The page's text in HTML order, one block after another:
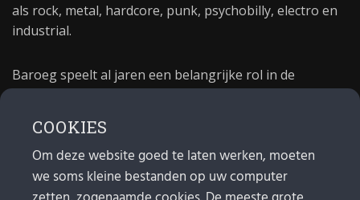
als rock, metal, hardcore, punk, psychobilly, electro en
industrial.
Baroeg speelt al jaren een belangrijke rol in de
poppodium 40 jaar.
MAIL
COOKIES
Om deze website goed te laten werken, moeten
we soms kleine bestanden op uw computer